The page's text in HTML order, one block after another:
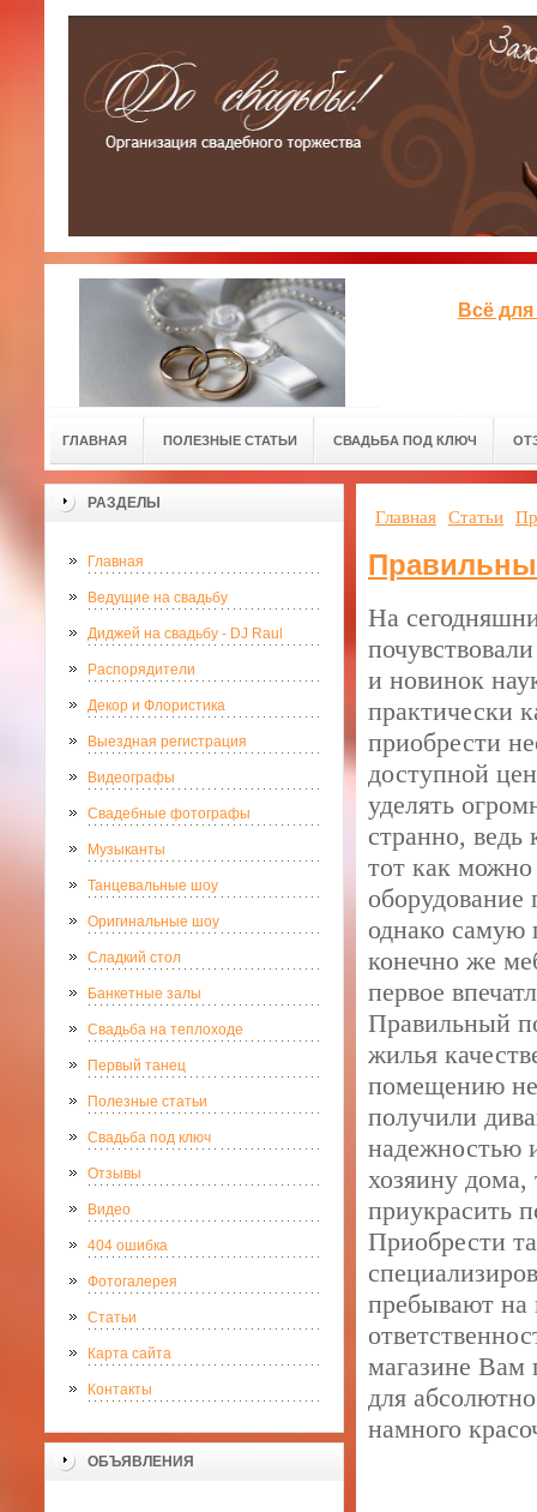
Всё
ГЛАВНАЯ ПОЛЕЗНЫЕ СТАТЬИ СВАДЬБА ПОД КЛЮЧ
РАЗДЕЛЫ
Главная
Ведущие на свадьбу
Диджей на свадьбу - DJ Raul
Распорядители
Декор и Флористика
Выездная регистрация
Видеографы
Свадебные фотографы
Музыканты
Танцевальные шоу
Оригинальные шоу
Сладкий стол
Банкетные залы
Свадьба на теплоходе
Первый танец
Полезные статьи
Свадьба под ключ
Отзывы
Видео
404 ошибка
Фотогалерея
Статьи
Карта сайта
Контакты
ОБЪЯВЛЕНИЯ
Главная Статьи
На
и новинок
практически
приобрести
доступной
уделять
странно,
тот как
оборудование
однако самую
конечно же
первое
Правильный
жилья
помещению
получили
надежностью
хозяину
приукрасить
Приобрести
пребывают на
магазине Вам
для
намного